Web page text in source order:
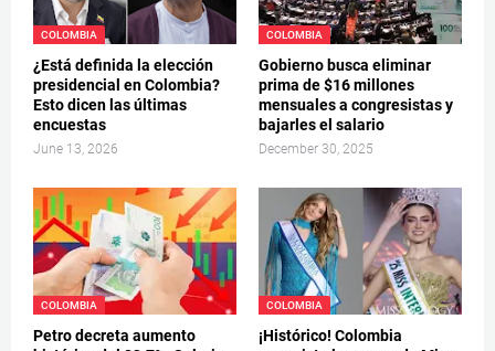
COLOMBIA
¿Está definida la elección
presidencial en Colombia?
Esto dicen las últimas
encuestas
June 13, 2026
COLOMBIA
Gobierno busca eliminar
prima de $16 millones
mensuales a congresistas y
bajarles el salario
December 30, 2025
COLOMBIA
Petro decreta aumento
COLOMBIA
¡Histórico! Colombia